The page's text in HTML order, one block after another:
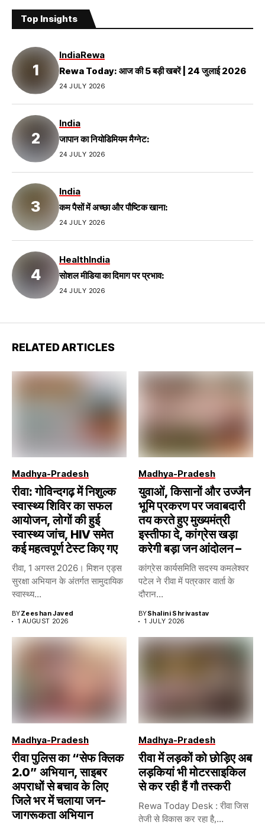
Top Insights
IndiaRewa
Rewa Today: आज की 5 बड़ी खबरें | 24 जुलाई 2026
24 JULY 2026
India
जापान का नियोडिमियम मैग्नेट:
24 JULY 2026
India
कम पैसों में अच्छा और पौष्टिक खाना:
24 JULY 2026
HealthIndia
सोशल मीडिया का दिमाग पर प्रभाव:
24 JULY 2026
RELATED ARTICLES
Madhya-Pradesh
रीवा: गोविन्दगढ़ में निशुल्क
स्वास्थ्य शिविर का सफल
आयोजन, लोगों की हुई
स्वास्थ्य जांच, HIV समेत
कई महत्वपूर्ण टेस्ट किए गए
रीवा, 1 अगस्त 2026। मिशन एड्स
सुरक्षा अभियान के अंतर्गत सामुदायिक
स्वास्थ्य...
BYZeeshan Javed
1 AUGUST 2026
Madhya-Pradesh
युवाओं, किसानों और उज्जैन
भूमि प्रकरण पर जवाबदारी
तय करते हुए मुख्यमंत्री
इस्तीफा दे, कांग्रेस खड़ा
करेगी बड़ा जन आंदोलन –
कांग्रेस कार्यसमिति सदस्य कमलेश्वर
पटेल ने रीवा में पत्रकार वार्ता के
दौरान...
BYShalini Shrivastav
1 JULY 2026
Madhya-Pradesh
रीवा पुलिस का “सेफ क्लिक
2.0” अभियान, साइबर
अपराधों से बचाव के लिए
जिले भर में चलाया जन-
जागरूकता अभियान
Madhya-Pradesh
रीवा में लड़कों को छोड़िए अब
लड़कियां भी मोटरसाइकिल
से कर रही हैं गौ तस्करी
Rewa Today Desk : रीवा जिस
तेजी से विकास कर रहा है,...